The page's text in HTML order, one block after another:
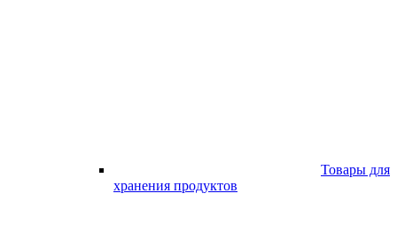
Товары для
хранения продуктов